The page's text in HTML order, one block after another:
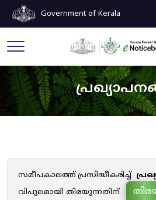
Government of Kerala
സമീപകാലത്ത് പ്രസിദ്ധീകരിച്ച്
വിപുലമായി തിരയുന്നതിന്